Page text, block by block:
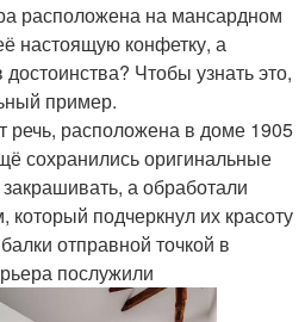
расположена на мансардном
настоящую конфетку, а
достоинства? Чтобы узнать это,
пример.
речь, расположена в доме 1905
сохранились оригинальные
а обработали
подчеркнул их красоту
отправной точкой в
послужили